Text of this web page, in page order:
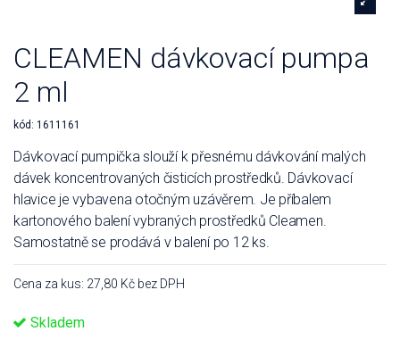
CLEAMEN dávkovací pumpa
2 ml
kód: 1611161
Dávkovací pumpička slouží k přesnému dávkování malých
dávek koncentrovaných čisticích prostředků. Dávkovací
hlavice je vybavena otočným uzávěrem. Je příbalem
kartonového balení vybraných prostředků Cleamen.
Samostatně se prodává v balení po 12 ks.
Cena za kus: 27,80 Kč bez DPH
Skladem